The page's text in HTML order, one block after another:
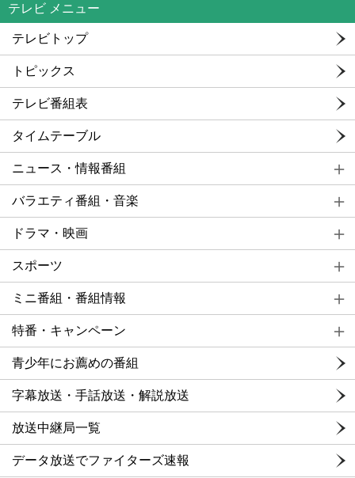
テレビ メニュー
テレビトップ
トピックス
テレビ番組表
タイムテーブル
ニュース・情報番組
バラエティ番組・音楽
ドラマ・映画
スポーツ
ミニ番組・番組情報
特番・キャンペーン
青少年にお薦めの番組
字幕放送・手話放送・解説放送
放送中継局一覧
データ放送でファイターズ速報